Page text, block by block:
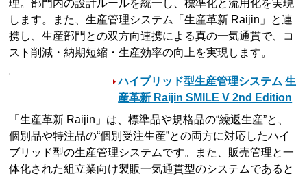
理。部門内の設計ルールを統一し、標準化と流用化を実現
します。また、生産管理システム「生産革新 Raijin」と連
携し、生産部門との双方向連携による真の一気通貫で、コ
スト削減・納期短縮・生産効率の向上を実現します。
ハイブリッド型生産管理システム 生
産革新 Raijin SMILE V 2nd Edition
「生産革新 Raijin」は、標準品や規格品の“繰返生産”と、
個別品や特注品の“個別受注生産”との両方に対応したハイ
ブリッド型の生産管理システムです。また、販売管理と一
体化された組立業向け製販一気通貫型のシステムであると